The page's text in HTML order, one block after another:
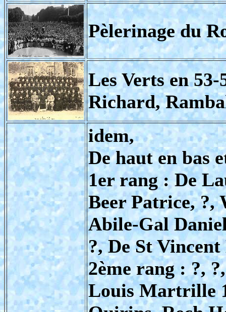
Pèlerinage du
Les Verts en
Richard,
idem,
De haut en bas
1er rang : De
Beer Patrice, ?,
Abile-Gal
?, De St
2ème rang : ?,
Louis Martrille